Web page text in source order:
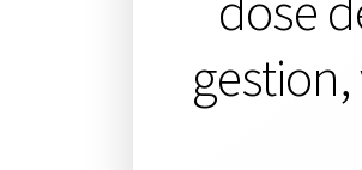
gestion,